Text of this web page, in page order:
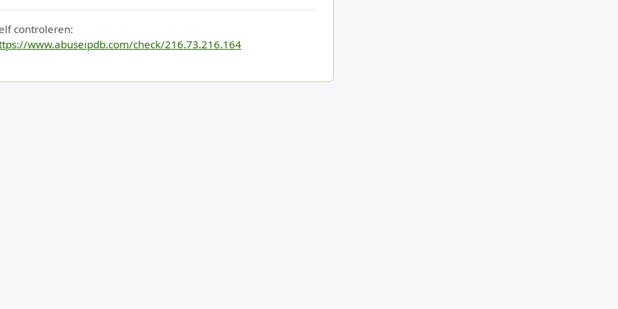
controleren:
www.abuseipdb.com/check/216.73.216.164